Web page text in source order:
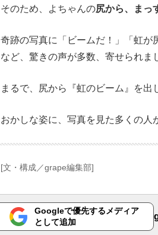
そのため、よちゃんの尻から、まっ
奇跡の写真に「ビームだ！」「虹が
など、驚きの声が多数、寄せられま
まるで、尻から『虹のビーム』を出
おかしな姿に、写真を見た多くの人
[文・構成／grape編集部]
Googleで優先するメディア
として追加